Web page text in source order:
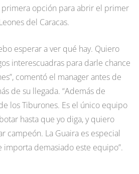
primera opción para abrir el primer
del Caracas.
esperar a ver qué hay. Quiero
interescuadras para darle chance
comentó el manager antes de
de su llegada. “Además de
los Tiburones. Es el único equipo
hasta que yo diga, y quiero
campeón. La Guaira es especial
importa demasiado este equipo”.